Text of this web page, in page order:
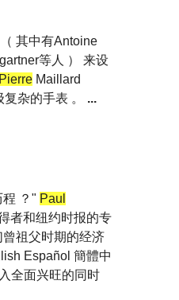
其中有Antoine
等人 ） 来设
Pierre Maillard
杂的手表 。 ...
？" Paul
者和纽约时报的专
祖父时期的经济
Español 簡體中
全面兴旺的同时